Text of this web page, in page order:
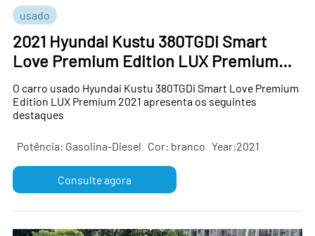
usado
2021 Hyundai Kustu 380TGDi Smart
Love Premium Edition LUX Premium
carro usado para venda
O carro usado Hyundai Kustu 380TGDi Smart Love Premium
Edition LUX Premium 2021 apresenta os seguintes
destaques
Potência: Gasolina-Diesel Cor: branco Year:2021
Consulte agora